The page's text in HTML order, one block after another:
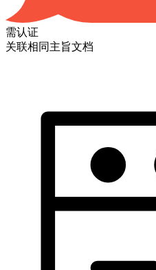
需认证
关联相同主旨文档